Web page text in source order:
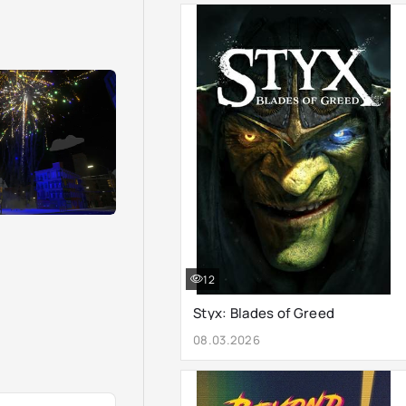
Styx: Blades of Greed
08.03.2026
12